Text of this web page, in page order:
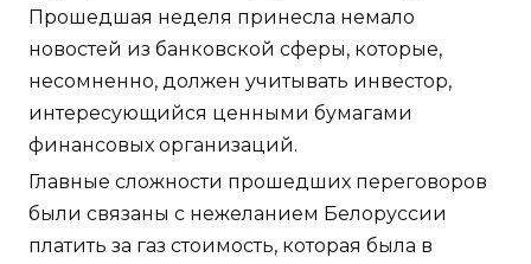
Прошедшая неделя принесла немало
новостей из банковской сферы, которые,
несомненно, должен учитывать инвестор,
интересующийся ценными бумагами
финансовых организаций.
Главные сложности прошедших переговоров
были связаны с нежеланием Белоруссии
платить за газ стоимость, которая была в